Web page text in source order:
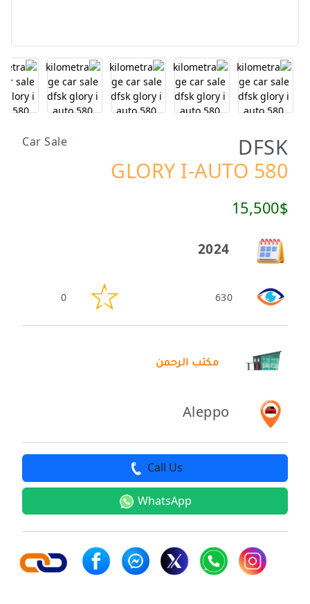
DFSK
Car Sale
GLORY I-AUTO 580
15,500$
2024
630
0
مكتب الرحمن
Aleppo
Call Us
WhatsApp